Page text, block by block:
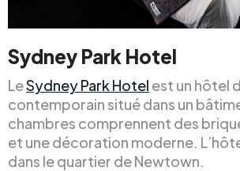
Sydney Park Hotel
LeSydney Park Hotel est un hôtel
contemporain situé dans un
chambres comprennent des
et une décoration moderne.
dans le quartier de Newtown.